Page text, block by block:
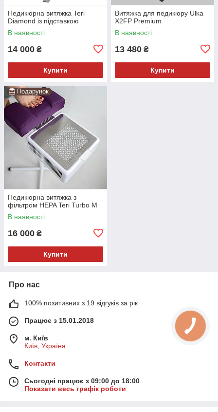
Педикюрна витяжка Teri
Diamond із підставкою
В наявності
14 000 ₴
Купити
Витяжка для педикюру Ulka
X2FP Premium
В наявності
13 480 ₴
Купити
Подарунок
Педикюрна витяжка з
фільтром HEPA Teri Turbo M
В наявності
16 000 ₴
Купити
Про нас
100% позитивних з 19 відгуків за рік
Працює з 15.01.2018
м. Київ
Київ, Україна
Контакти
Сьогодні працює з 09:00 до 18:00
Показати весь графік роботи